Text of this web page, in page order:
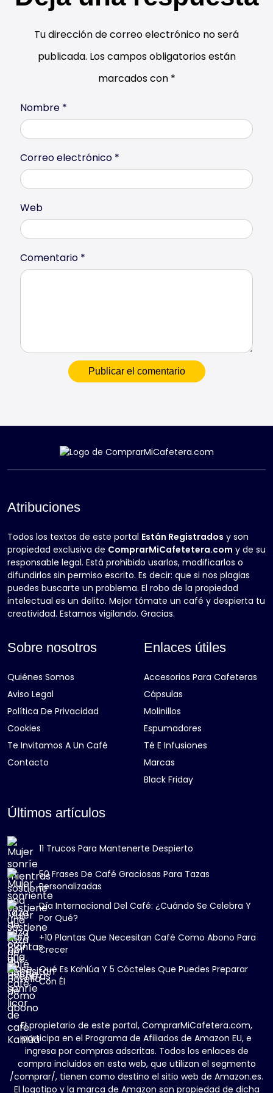
Un experto en café a tu alcance: te permite
optimizar la extracción y el resultado del café con
solo unos pocos toques en la app Coffee...
1.399,00 € −29%
Análisis
Tu dirección de correo electrónico no será
publicada. Los campos obligatorios están
marcados con *
Comentario *
Nombre *
Correo electrónico *
Web
Atribuciones
Todos los textos de este portal Están Registrados y son
propiedad exclusiva de ComprarMiCafetetera.com y de su
responsable legal. Está prohibido usarlos, modificarlos o
difundirlos sin permiso escrito. Es decir: que si nos plagias
puedes buscarte un problema. El robo de la propiedad
intelectual es un delito. Mejor tómate un café y despierta tu
creatividad. Estamos vigilando. Gracias.
Sobre nosotros
Quiénes Somos
Aviso Legal
Política De Privacidad
Cookies
Te Invitamos A Un Café
Contacto
Enlaces útiles
Accesorios Para Cafeteras
Cápsulas
Molinillos
Espumadores
Té E Infusiones
Marcas
Black Friday
Últimos artículos
11 Trucos Para Mantenerte Despierto
50 Frases De Café Graciosas Para Tazas
Personalizadas
Día Internacional Del Café: ¿Cuándo Se Celebra Y
Por Qué?
+10 Plantas Que Necesitan Café Como Abono Para
Crecer
Qué Es Kahlúa Y 5 Cócteles Que Puedes Preparar
Con Él
El propietario de este portal, ComprarMiCafetera.com,
participa en el Programa de Afiliados de Amazon EU, e
ingresa por compras adscritas. Todos los enlaces de
compra incluidos en esta web, que utilizan el segmento
/comprar/, tienen como destino el sitio web de Amazon.es.
El logotipo y la marca de Amazon son propiedad de dicha